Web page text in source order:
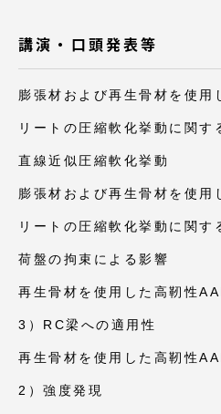
講演・口頭発表等
膨張材および再生骨材を使用
リートの圧縮軟化挙動に関
直線近似圧縮軟化挙動
膨張材および再生骨材を使用
リートの圧縮軟化挙動に関
荷盤の拘束による影響
再生骨材を使用した高靭性
3）RC梁への適用性
再生骨材を使用した高靭性
2）強度発現